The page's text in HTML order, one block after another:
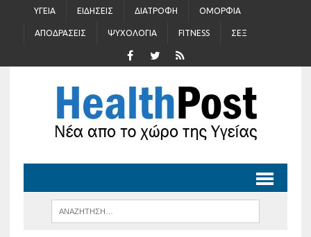
ΥΓΕΊΑ ΕΙΔΉΣΕΙΣ ΔΙΑΤΡΟΦΉ ΟΜΟΡΦΙΆ
ΑΠΟΔΡΆΣΕΙΣ ΨΥΧΟΛΟΓΊΑ FITNESS ΣΈΞ